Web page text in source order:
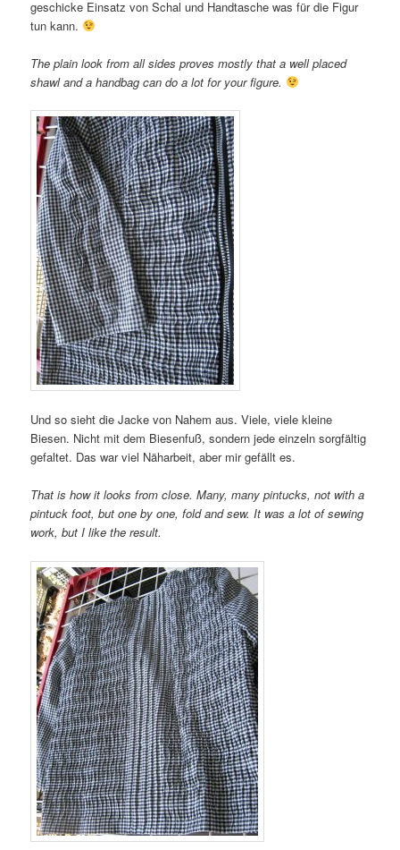
geschicke Einsatz von Schal und Handtasche was für die Figur
tun kann.
The plain look from all sides proves mostly that a well placed
shawl and a handbag can do a lot for your figure.
Und so sieht die Jacke von Nahem aus. Viele, viele kleine
Biesen. Nicht mit dem Biesenfuß, sondern jede einzeln sorgfältig
gefaltet. Das war viel Näharbeit, aber mir gefällt es.
That is how it looks from close. Many, many pintucks, not with a
pintuck foot, but one by one, fold and sew. It was a lot of sewing
work, but I like the result.